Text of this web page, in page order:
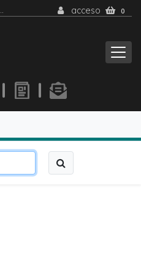
acceso 0